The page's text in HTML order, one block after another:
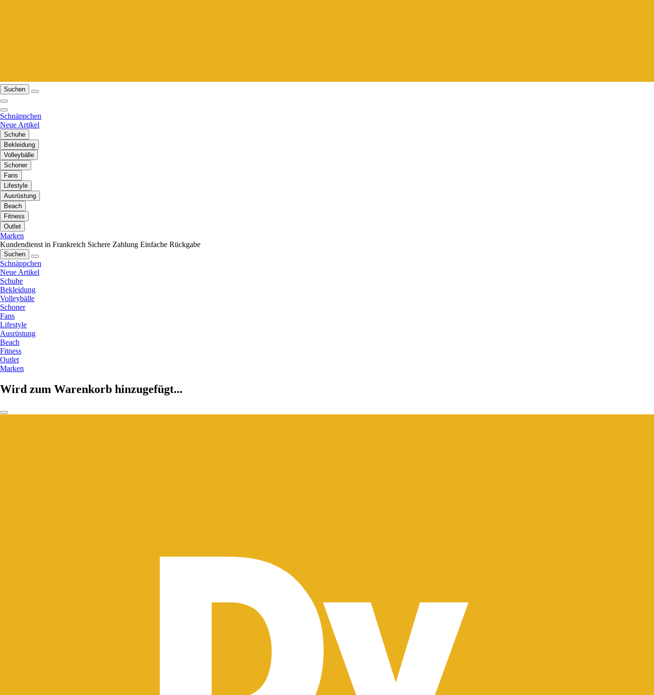
Suchen
Schnäppchen
Neue Artikel
Schuhe
Bekleidung
Volleybälle
Schoner
Fans
Lifestyle
Ausrüstung
Beach
Fitness
Outlet
Marken
Kundendienst in Frankreich Sichere Zahlung Einfache Rückgabe
Suchen
Schnäppchen
Neue Artikel
Schuhe
Bekleidung
Volleybälle
Schoner
Fans
Lifestyle
Ausrüstung
Beach
Fitness
Outlet
Marken
Wird zum Warenkorb hinzugefügt...